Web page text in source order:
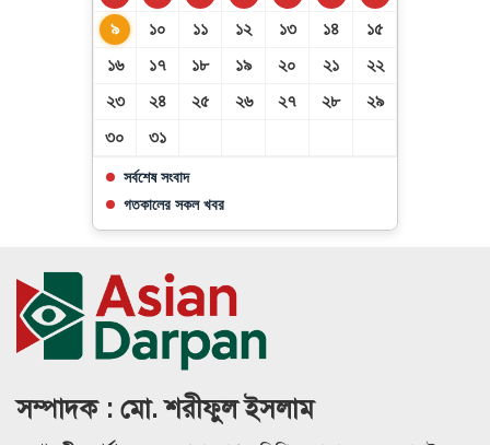
৯
১০ ১১ ১২ ১৩ ১৪
১৫
১৬
১৭ ১৮ ১৯ ২০ ২১
২২
২৩
২৪ ২৫ ২৬ ২৭ ২৮
২৯
৩০
৩১
সর্বশেষ সংবাদ
গতকালের সকল খবর
সম্পাদক : মো. শরীফুল ইসলাম